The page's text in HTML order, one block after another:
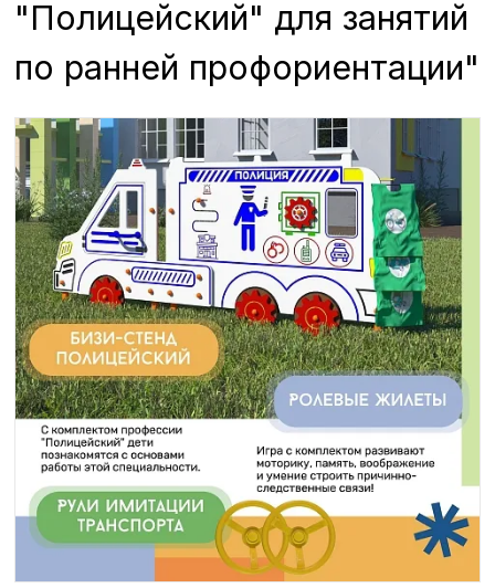
"Полицейский" для занятий
по ранней профориентации"